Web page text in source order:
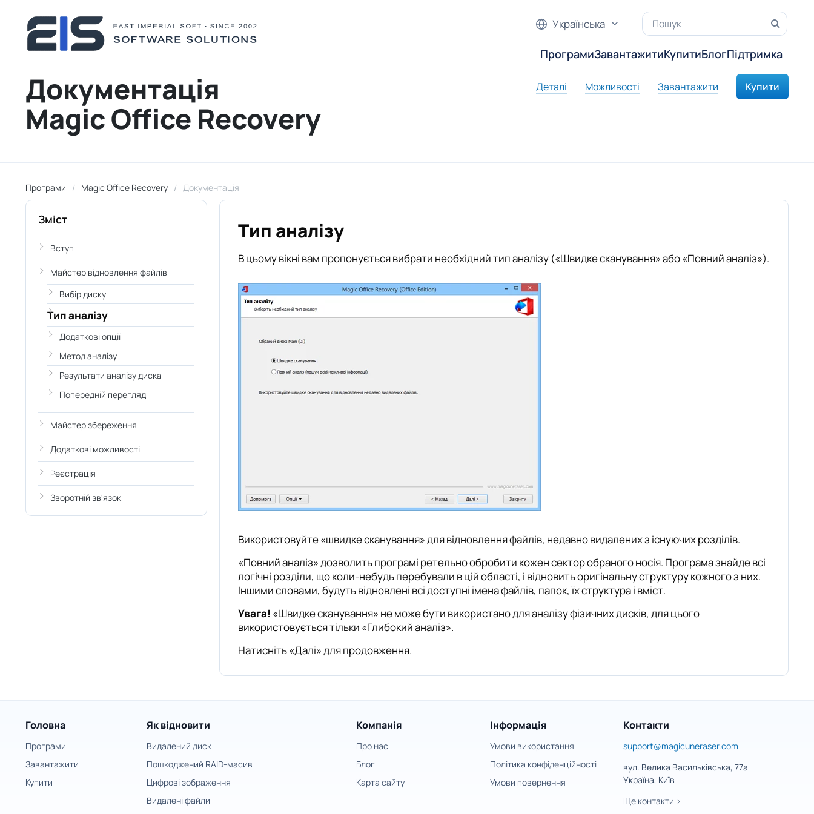
ПрограмиЗавантажитиКупитиБлогПідтримка
Українська
Документація
Magic Office Recovery
Деталі Можливості Завантажити Купити
Програми Magic Office Recovery Документація
Тип аналізу
В цьому вікні вам пропонується вибрати необхідний тип аналізу («Швидке сканування» або «Повний аналіз»).
Використовуйте «швидке сканування» для відновлення файлів, недавно видалених з існуючих розділів.
«Повний аналіз» дозволить програмі ретельно обробити кожен сектор обраного носія. Програма знайде всі
логічні розділи, що коли-небудь перебували в цій області, і відновить оригінальну структуру кожного з них.
Іншими словами, будуть відновлені всі доступні імена файлів, папок, їх структура і вміст.
Увага! «Швидке сканування» не може бути використано для аналізу фізичних дисків, для цього
використовується тільки «Глибокий аналіз».
Натисніть «Далі» для продовження.
Зміст
Вступ
Майстер відновлення файлів
Вибір диску
Тип аналізу
Додаткові опції
Метод аналізу
Результати аналізу диска
Попередній перегляд
Майстер збереження
Додаткові можливості
Реєстрація
Зворотній зв'язок
Головна
Програми
Завантажити
Купити
Як відновити
Видалений диск
Пошкоджений RAID-масив
Цифрові зображення
Видалені файли
Компанія
Про нас
Блог
Карта сайту
Інформація
Умови використання
Політика конфіденційності
Умови повернення
Контакти
support@magicuneraser.com
вул. Велика Васильківська, 77а
Україна, Київ
Ще контакти >